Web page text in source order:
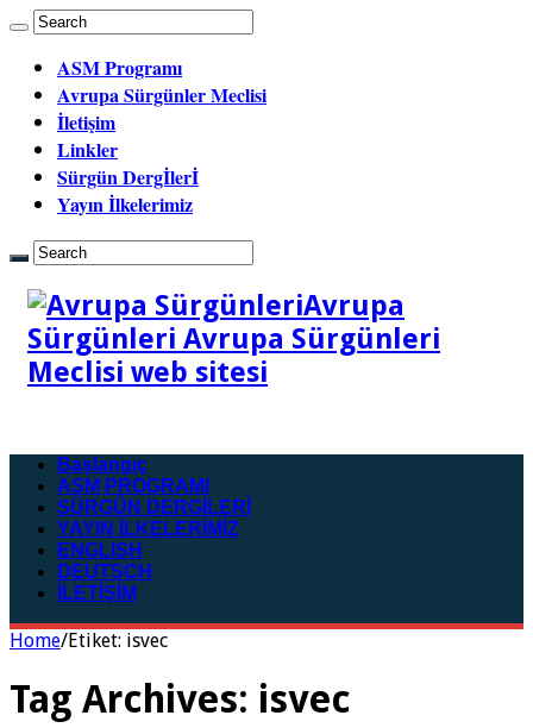
ASM Programı
Avrupa Sürgünler Meclisi
İletişim
Linkler
Sürgün Dergİlerİ
Yayın İlkelerimiz
Avrupa
Sürgünleri Avrupa Sürgünleri
Meclisi web sitesi
Başlangıç
ASM PROGRAMI
SÜRGÜN DERGİLERİ
YAYIN İLKELERİMİZ
ENGLISH
DEUTSCH
İLETİŞİM
Home/Etiket: isvec
Tag Archives: isvec